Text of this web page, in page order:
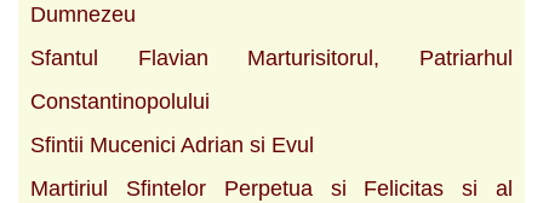
Dumnezeu
Sfantul Flavian Marturisitorul, Patriarhul
Constantinopolului
Sfintii Mucenici Adrian si Evul
Martiriul Sfintelor Perpetua si Felicitas si al